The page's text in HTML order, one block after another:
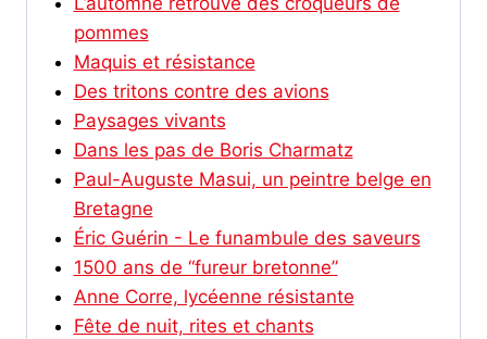
pommes
Maquis et résistance
Des tritons contre des avions
Paysages vivants
Dans les pas de Boris Charmatz
Paul-Auguste Masui, un peintre belge en
Bretagne
Éric Guérin - Le funambule des saveurs
1500 ans de “fureur bretonne”
Anne Corre, lycéenne résistante
Fête de nuit, rites et chants